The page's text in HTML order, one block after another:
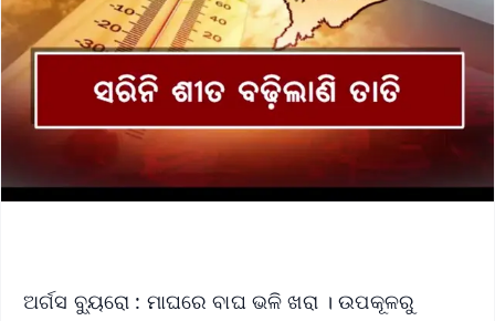
ଅର୍ଗସ ବ୍ୟୁରୋ : ମାଘରେ ବାଘ ଭଳି ଖରା । ଉପକୂଳରୁ